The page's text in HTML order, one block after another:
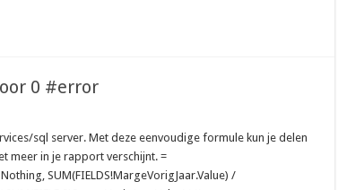
0 #error
sql server. Met deze eenvoudige formule kun je delen
meer in je rapport verschijnt. =
SUM(FIELDS!MargeVorigJaar.Value) /